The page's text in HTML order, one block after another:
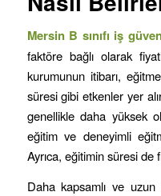
Mersin B sınıfı iş
faktöre bağlı olarak
kurumunun itibarı,
süresi gibi etkenler yer
genellikle daha yüksek
eğitim ve deneyimli
Ayrıca, eğitimin süresi de
Daha kapsamlı ve